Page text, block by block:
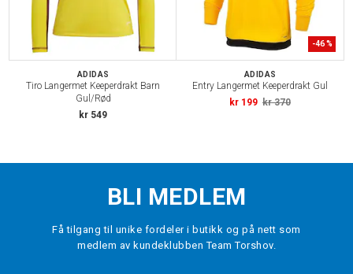
ADIDAS
Tiro Langermet Keeperdrakt Barn
Gul/Rød
kr 549
-46 %
ADIDAS
Entry Langermet Keeperdrakt Gul
kr 199 kr 370
BLI MEDLEM
Få tilgang til unike fordeler i butikk og på nett som
medlem av kundeklubben Team Torshov.